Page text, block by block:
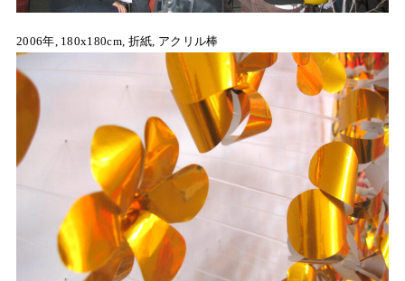
2006年, 180x180cm, 折紙, アクリル棒